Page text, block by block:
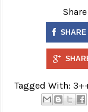
SHARE
Tagged With: